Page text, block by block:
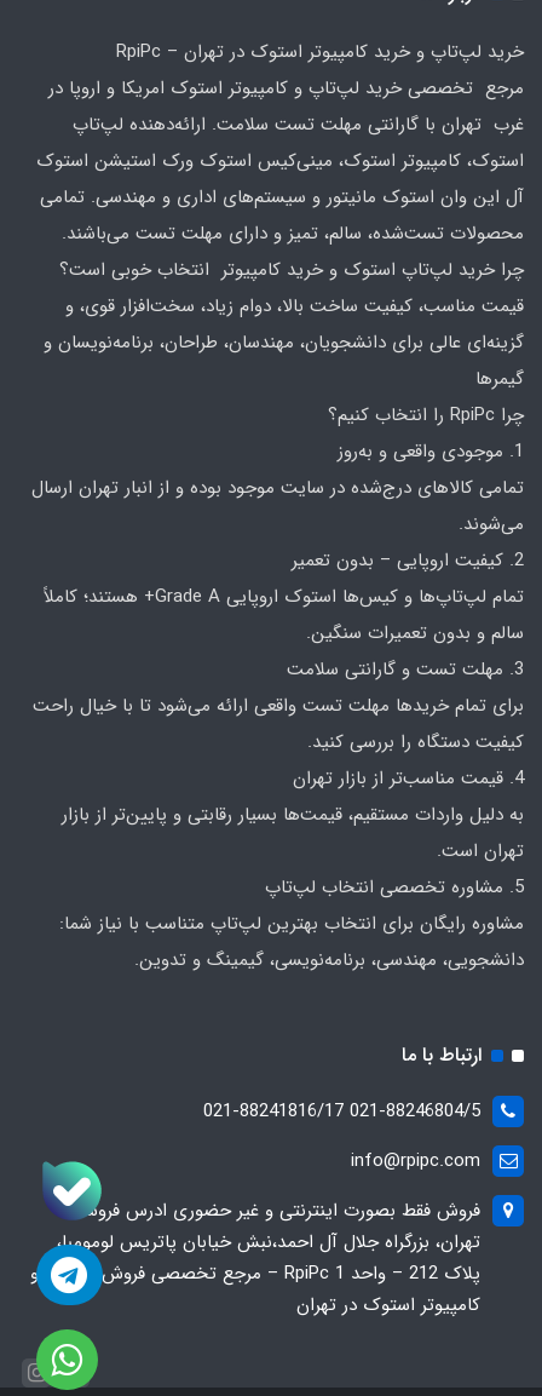
خرید لپ‌تاپ و خرید کامپیوتر استوک در تهران – RpiPc
مرجع تخصصی خرید لپ‌تاپ و کامپیوتر استوک امریکا و اروپا در
غرب تهران با گارانتی مهلت تست سلامت. ارائه‌دهنده لپ‌تاپ
استوک، کامپیوتر استوک، مینی‌کیس استوک ورک استیشن استوک
آل این وان استوک مانیتور و سیستم‌های اداری و مهندسی. تمامی
محصولات تست‌شده، سالم، تمیز و دارای مهلت تست می‌باشند.
چرا خرید لپ‌تاپ استوک و خرید کامپیوتر انتخاب خوبی است؟
قیمت مناسب، کیفیت ساخت بالا، دوام زیاد، سخت‌افزار قوی، و
گزینه‌ای عالی برای دانشجویان، مهندسان، طراحان، برنامه‌نویسان و
گیمرها
چرا RpiPc را انتخاب کنیم؟
1. موجودی واقعی و به‌روز
تمامی کالاهای درج‌شده در سایت موجود بوده و از انبار تهران ارسال
می‌شوند.
2. کیفیت اروپایی – بدون تعمیر
تمام لپ‌تاپ‌ها و کیس‌ها استوک اروپایی Grade A+ هستند؛ کاملاً
سالم و بدون تعمیرات سنگین.
3. مهلت تست و گارانتی سلامت
برای تمام خریدها مهلت تست واقعی ارائه می‌شود تا با خیال راحت
کیفیت دستگاه را بررسی کنید.
4. قیمت مناسب‌تر از بازار تهران
به دلیل واردات مستقیم، قیمت‌ها بسیار رقابتی و پایین‌تر از بازار
تهران است.
5. مشاوره تخصصی انتخاب لپ‌تاپ
مشاوره رایگان برای انتخاب بهترین لپ‌تاپ متناسب با نیاز شما:
دانشجویی، مهندسی، برنامه‌نویسی، گیمینگ و تدوین.
ارتباط با ما
021-88246804/5 021-88241816/17
info@rpipc.com
فروش فقط بصورت اینترنتی و غیر حضوری ادرس فروشگاه
تهران، بزرگراه جلال آل احمد،نبش خیابان پاتریس لومومبا،
پلاک 212 – واحد 1 RpiPc – مرجع تخصصی فروش لپ‌تاپ و
کامپیوتر استوک در تهران